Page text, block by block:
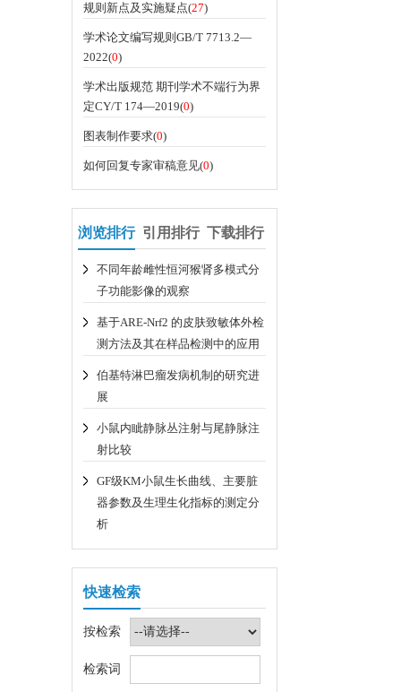
规则新点及实施疑点(27)
学术论文编写规则GB/T 7713.2—
2022(0)
学术出版规范 期刊学术不端行为界
定CY/T 174—2019(0)
图表制作要求(0)
如何回复专家审稿意见(0)
浏览排行 引用排行 下载排行
不同年龄雌性恒河猴肾多模式分
子功能影像的观察
基于ARE-Nrf2 的皮肤致敏体外检
测方法及其在样品检测中的应用
伯基特淋巴瘤发病机制的研究进
展
小鼠内眦静脉丛注射与尾静脉注
射比较
GF级KM小鼠生长曲线、主要脏
器参数及生理生化指标的测定分
析
快速检索
按检索
检索词